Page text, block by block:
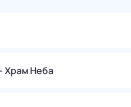
Храм Неба